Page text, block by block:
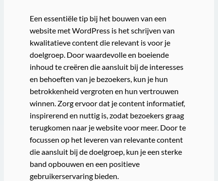
Een essentiële tip bij het bouwen van een
website met WordPress is het schrijven van
kwalitatieve content die relevant is voor je
doelgroep. Door waardevolle en boeiende
inhoud te creëren die aansluit bij de interesses
en behoeften van je bezoekers, kun je hun
betrokkenheid vergroten en hun vertrouwen
winnen. Zorg ervoor dat je content informatief,
inspirerend en nuttig is, zodat bezoekers graag
terugkomen naar je website voor meer. Door te
focussen op het leveren van relevante content
die aansluit bij de doelgroep, kun je een sterke
band opbouwen en een positieve
gebruikerservaring bieden.